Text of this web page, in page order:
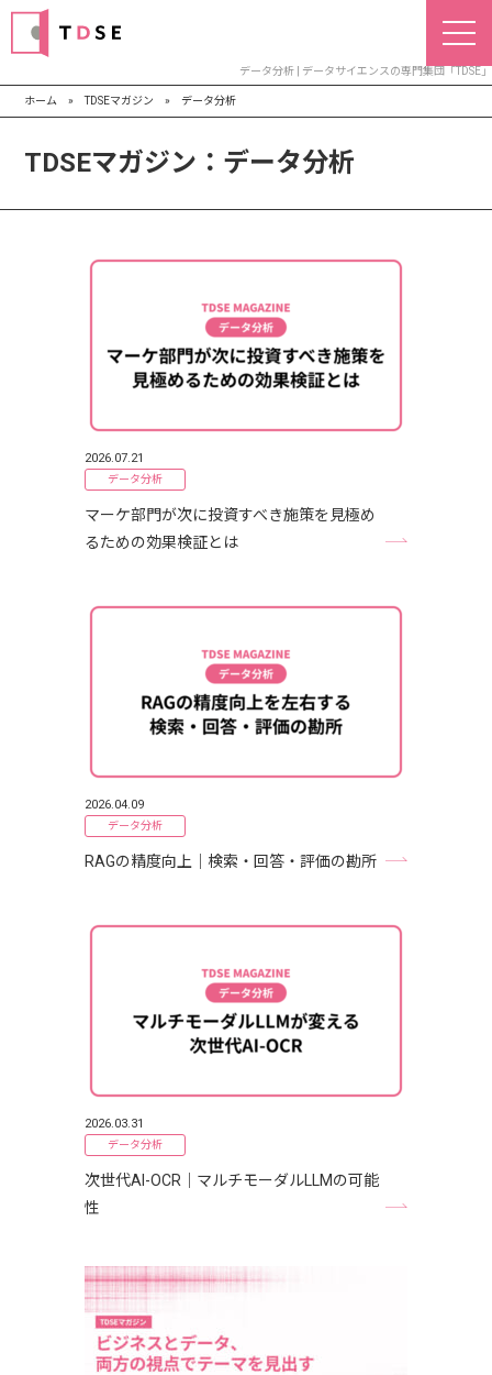
データ分析 | データサイエンスの専門集団「TDSE」
ホーム » TDSEマガジン » データ分析
TDSEマガジン：データ分析
2026.07.21
データ分析
マーケ部門が次に投資すべき施策を見極め
るための効果検証とは
2026.04.09
データ分析
RAGの精度向上｜検索・回答・評価の勘所
2026.03.31
データ分析
次世代AI-OCR｜マルチモーダルLLMの可能
性